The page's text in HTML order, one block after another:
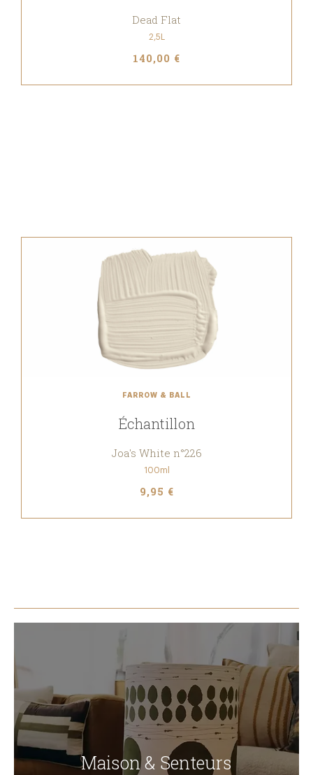
Dead Flat
2,5L
140,00 €
FARROW & BALL
Échantillon
Joa's White n°226
100ml
9,95 €
Maison & Senteurs